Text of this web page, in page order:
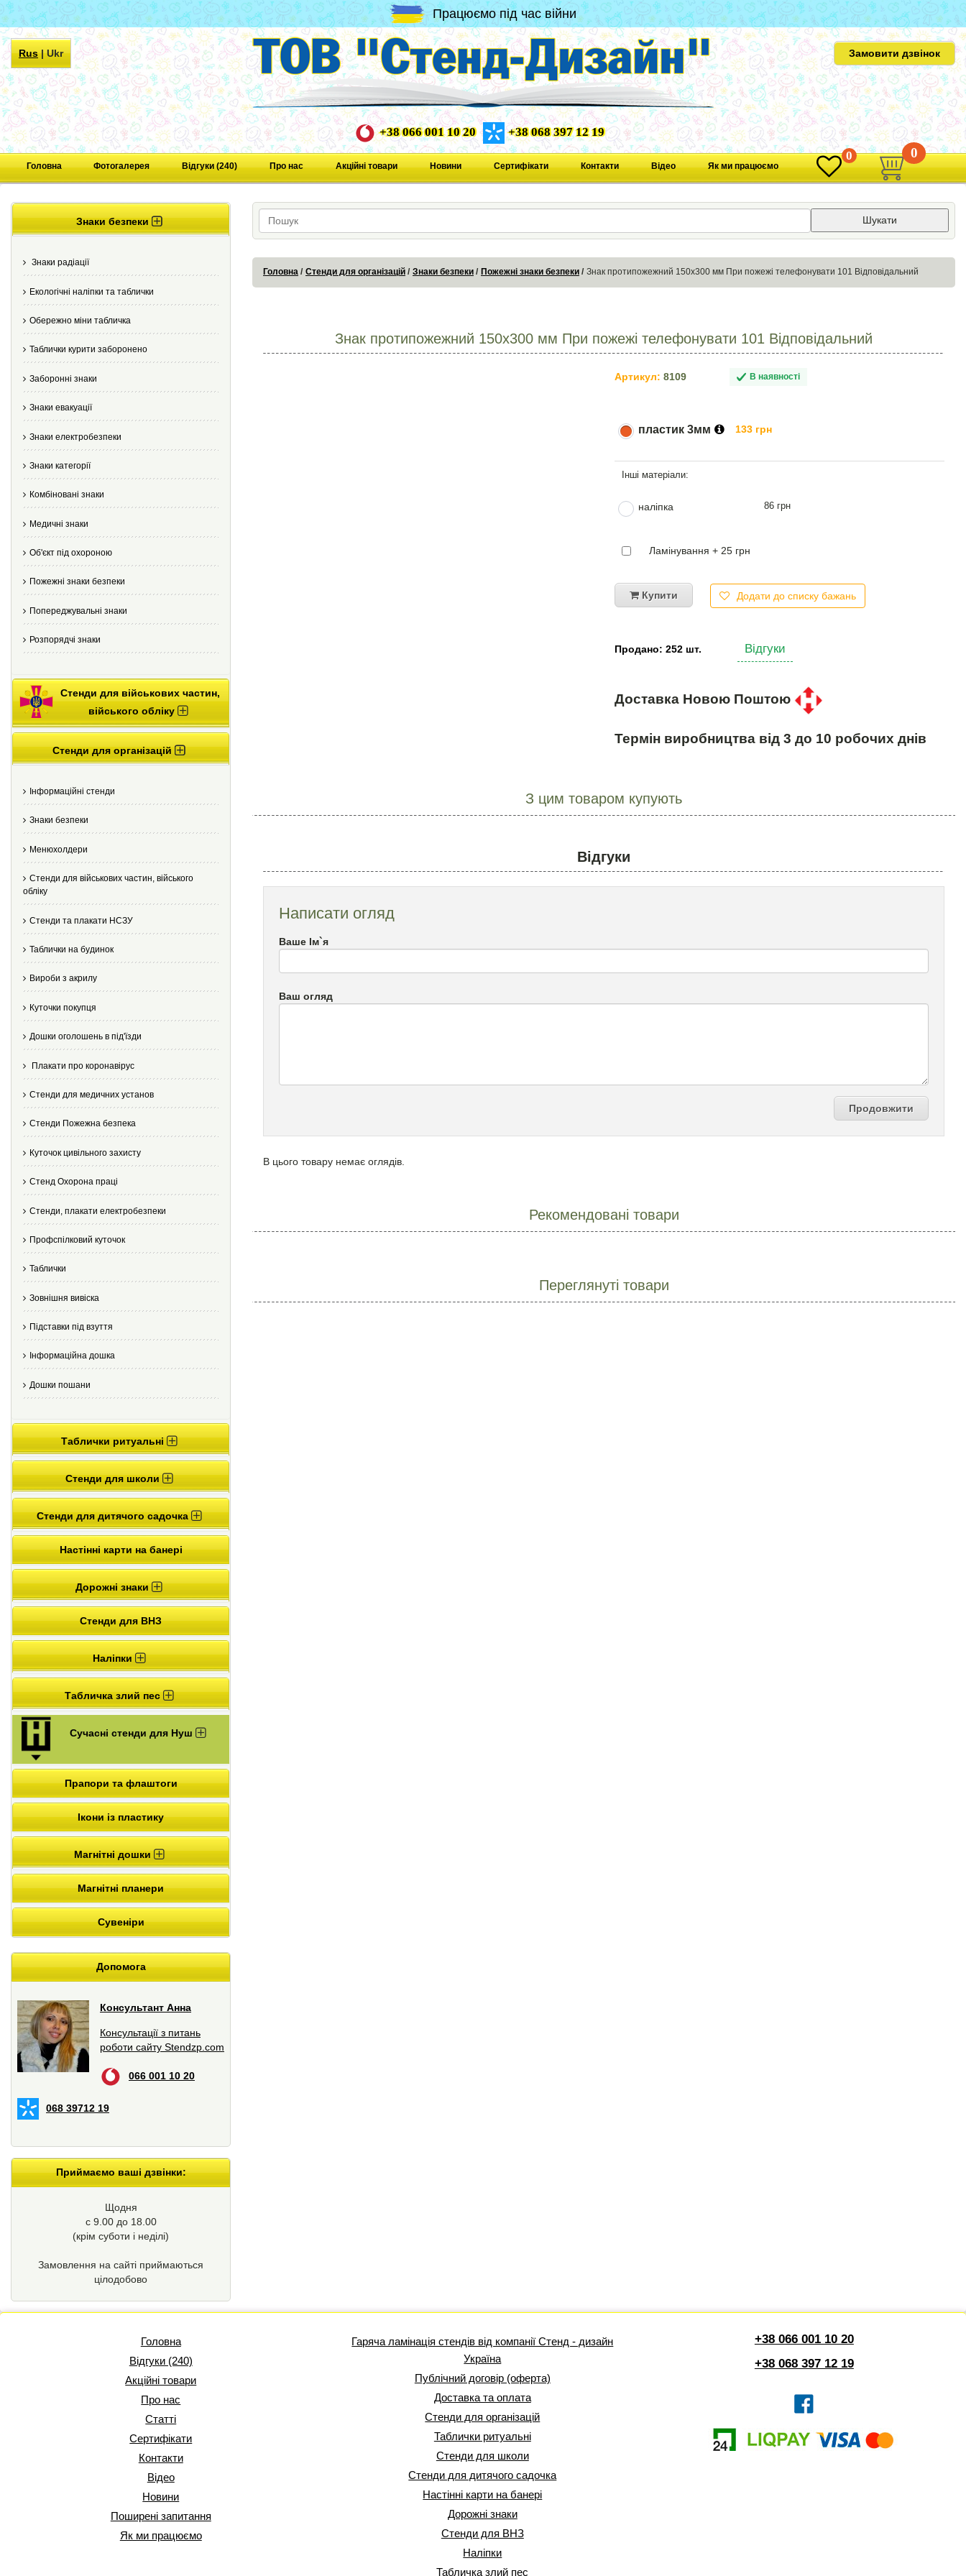
Працюємо під час війни
Rus|Ukr Замовити дзвінок
+38 066 001 10 20 +38 068 397 12 19
Головна Фотогалерея Відгуки (240) Про нас Акційні товари Новини Сертифікати Контакти Відео Як ми працюємо
0 0
Знаки безпеки
Знаки радіації
Екологічні наліпки та таблички
Обережно міни табличка
Таблички курити заборонено
Заборонні знаки
Знаки евакуації
Знаки електробезпеки
Знаки категорії
Комбіновані знаки
Медичні знаки
Об'єкт під охороною
Пожежні знаки безпеки
Попереджувальні знаки
Розпорядчі знаки
Стенди для військових частин,
війського обліку
Стенди для організацій
Інформаційні стенди
Знаки безпеки
Менюхолдери
Стенди для військових частин, війського
обліку
Стенди та плакати НСЗУ
Таблички на будинок
Вироби з акрилу
Куточки покупця
Дошки оголошень в під'їзди
Плакати про коронавірус
Стенди для медичних установ
Стенди Пожежна безпека
Куточок цивільного захисту
Стенд Охорона праці
Стенди, плакати електробезпеки
Профспілковий куточок
Таблички
Зовнішня вивіска
Підставки під взуття
Інформаційна дошка
Дошки пошани
Таблички ритуальні
Стенди для школи
Стенди для дитячого садочка
Настінні карти на банері
Дорожні знаки
Стенди для ВНЗ
Наліпки
Табличка злий пес
Сучасні стенди для Нуш
Прапори та флаштоги
Ікони із пластику
Магнітні дошки
Магнітні планери
Сувеніри
Допомога
Консультант Анна
Консультації з питань
роботи сайту Stendzp.com
066 001 10 20
068 39712 19
Приймаємо ваші дзвінки:
Щодня
с 9.00 до 18.00
(крім суботи і неділі)
Замовлення на сайті приймаються
цілодобово
Шукати
Головна Стенди для організацій Знаки безпеки Пожежні знаки безпеки Знак протипожежний 150х300 мм При пожежі телефонувати 101 Відповідальний
Знак протипожежний 150х300 мм При пожежі телефонувати 101 Відповідальний
Артикул: 8109 В наявності
пластик 3мм 133 грн
наліпка 86 грн
Ламінування + 25 грн
Купити Додати до списку бажань
Продано: 252 шт. Відгуки
Доставка Новою Поштою
Термін виробництва від 3 до 10 робочих днів
З цим товаром купують
Відгуки
Написати огляд
Ваше Ім`я
Ваш огляд
Продовжити
В цього товару немає оглядів.
Рекомендовані товари
Переглянуті товари
Головна
Відгуки (240)
Акційні товари
Про нас
Статті
Сертифікати
Контакти
Відео
Новини
Поширені запитання
Як ми працюємо
Гаряча ламінація стендів від компанії Стенд - дизайн
Україна
Публічний договір (оферта)
Доставка та оплата
Стенди для організацій
Таблички ритуальні
Стенди для школи
Стенди для дитячого садочка
Настінні карти на банері
Дорожні знаки
Стенди для ВНЗ
Наліпки
Табличка злий пес
+38 066 001 10 20
+38 068 397 12 19